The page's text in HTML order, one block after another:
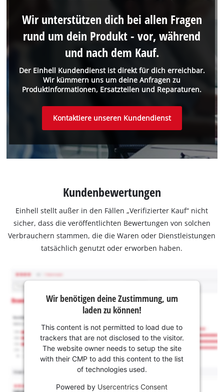
Der Einhell Kundendienst ist direkt für dich erreichbar.
Wir kümmern uns um deine Anfragen zu
Produktinformationen, Ersatzteilen und Reparaturen.
Wir unterstützen dich bei allen Fragen
rund um dein Produkt - vor, während
und nach dem Kauf.
Kontaktiere unseren Kundendienst
Kundenbewertungen
Einhell stellt außer in den Fällen „Verifizierter Kauf“ nicht
sicher, dass die veröffentlichten Bewertungen von solchen
Verbrauchern stammen, die die Waren oder Dienstleistungen
tatsächlich genutzt oder erworben haben.
Wir benötigen deine Zustimmung, um
laden zu können!
This content is not permitted to load due to
trackers that are not disclosed to the visitor.
The website owner needs to setup the site
with their CMP to add this content to the list
of technologies used.
Powered by Usercentrics Consent